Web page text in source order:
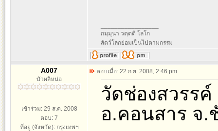
กมฺมุนา วตฺตตี โลโก
สัตว์โลกย่อมเป็นไปตามกรรม
A007
บัวผลิหน่อ
เข้าร่วม: 29 ส.ค. 2008
ตอบ: 7
ที่อยู่ (จังหวัด): กรุงเทพฯ
ตอบเมื่อ: 22 ก.ย. 2008, 2:46 pm
วัดช่องสวรร
อ.คอนสาร จ.